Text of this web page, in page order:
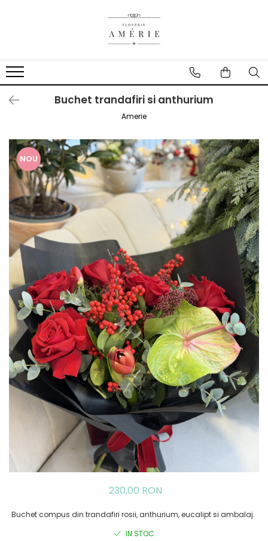
Buchet trandafiri si anthurium
Amerie
NOU
230,00 RON
Buchet compus din trandafiri rosii, anthurium, eucalipt si ambalaj.
IN STOC